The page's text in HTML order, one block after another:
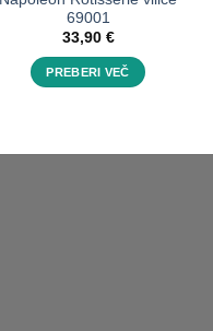
69001
33,90 €
PREBERI VEČ